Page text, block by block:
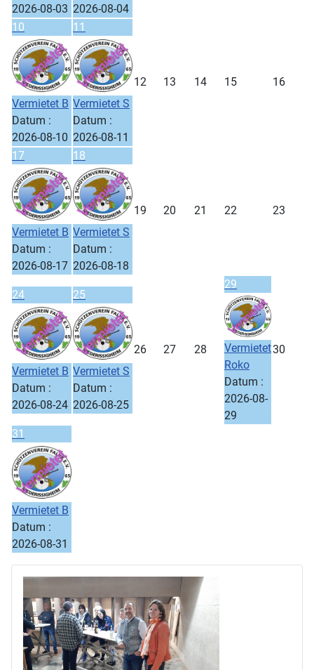
2026-08-03 2026-08-04
10
Vermietet B
Datum :
2026-08-10
11
Vermietet S
Datum :
2026-08-11
12 13 14 15 16
17
Vermietet B
Datum :
2026-08-17
18
Vermietet S
Datum :
2026-08-18
19 20 21 22 23
24
Vermietet B
Datum :
2026-08-24
25
Vermietet S
Datum :
2026-08-25
26 27 28
29
Vermietet
Roko
Datum :
2026-08-
29
30
31
Vermietet B
Datum :
2026-08-31